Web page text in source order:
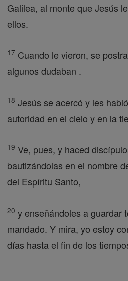
Galilea, al monte que Jesús
ellos.
17 Cuando le vieron, se
algunos dudaban .
18 Jesús se acercó y les
autoridad en el cielo y en la
19 Ve, pues, y haced
bautizándolas en el nombre
del Espíritu Santo,
20 y enseñándoles a guardar
mandado. Y mira, yo estoy
días hasta el fin de los